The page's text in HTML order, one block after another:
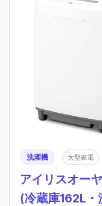
洗濯機 大型家電
アイリスオー
(冷蔵庫162L